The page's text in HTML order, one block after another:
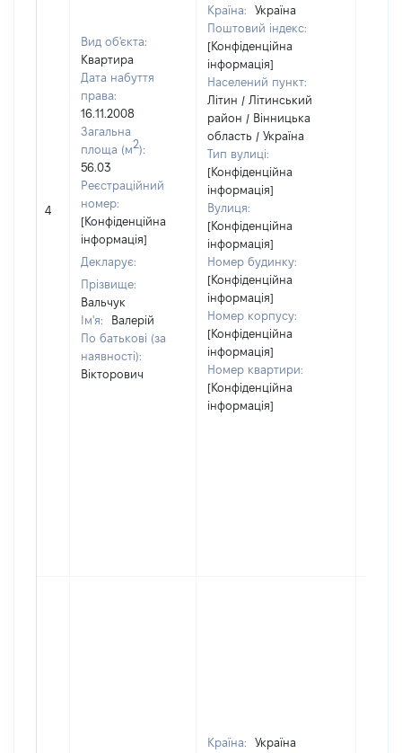
4
Вид об'єкта:
Квартира
Дата набуття
права:
16.11.2008
Загальна
площа (м2):
56.03
Реєстраційний
номер:
[Конфіденційна
інформація]
Декларує:
Прізвище:
Вальчук
Ім'я:
Валерій
По батькові (за
наявності):
Вікторович
Країна:
Україна
Поштовий індекс:
[Конфіденційна
інформація]
Населений пункт:
Літин / Літинський
район / Вінницька
область / Україна
Тип вулиці:
[Конфіденційна
інформація]
Вулиця:
[Конфіденційна
інформація]
Номер будинку:
[Конфіденційна
інформація]
Номер корпусу:
[Конфіденційна
інформація]
Номер квартири:
[Конфіденційна
інформація]
Країна:
Україна